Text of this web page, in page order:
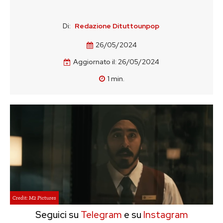
Di: Redazione Dituttounpop
26/05/2024
Aggiornato il: 26/05/2024
1 min.
Credit: M2 Pictures
Seguici su Telegram e su Instagram